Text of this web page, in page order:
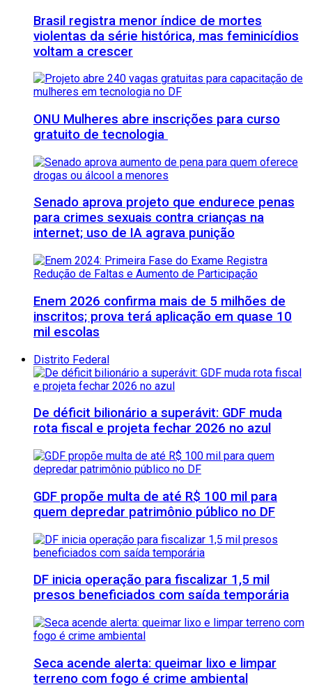
Brasil registra menor índice de mortes
violentas da série histórica, mas feminicídios
voltam a crescer
ONU Mulheres abre inscrições para curso
gratuito de tecnologia
Senado aprova projeto que endurece penas
para crimes sexuais contra crianças na
internet; uso de IA agrava punição
Enem 2026 confirma mais de 5 milhões de
inscritos; prova terá aplicação em quase 10
mil escolas
Distrito Federal
De déficit bilionário a superávit: GDF muda
rota fiscal e projeta fechar 2026 no azul
GDF propõe multa de até R$ 100 mil para
quem depredar patrimônio público no DF
DF inicia operação para fiscalizar 1,5 mil
presos beneficiados com saída temporária
Seca acende alerta: queimar lixo e limpar
terreno com fogo é crime ambiental